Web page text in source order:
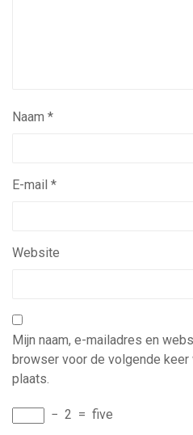
Naam *
E-mail *
Website
Mijn naam, e-mailadres en
browser voor de volgende keer
plaats.
− 2 = five